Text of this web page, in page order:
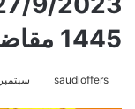
1445 مقاضيك بأسعار ترضيك
saudioffers سبتمبر 27, 2023